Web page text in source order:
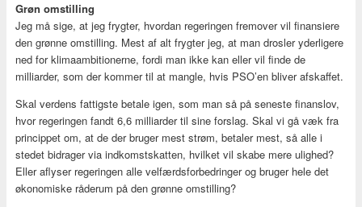
Grøn omstilling
Jeg må sige, at jeg frygter, hvordan regeringen fremover vil finansiere
den grønne omstilling. Mest af alt frygter jeg, at man drosler yderligere
ned for klimaambitionerne, fordi man ikke kan eller vil finde de
milliarder, som der kommer til at mangle, hvis PSO’en bliver afskaffet.
Skal verdens fattigste betale igen, som man så på seneste finanslov,
hvor regeringen fandt 6,6 milliarder til sine forslag. Skal vi gå væk fra
princippet om, at de der bruger mest strøm, betaler mest, så alle i
stedet bidrager via indkomstskatten, hvilket vil skabe mere ulighed?
Eller aflyser regeringen alle velfærdsforbedringer og bruger hele det
økonomiske råderum på den grønne omstilling?